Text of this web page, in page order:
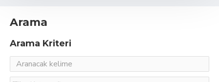
Arama
Arama Kriteri